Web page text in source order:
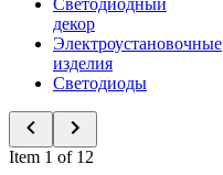
Светодиодный
декор
Электроустановочные
изделия
Светодиоды
Item 1 of 12